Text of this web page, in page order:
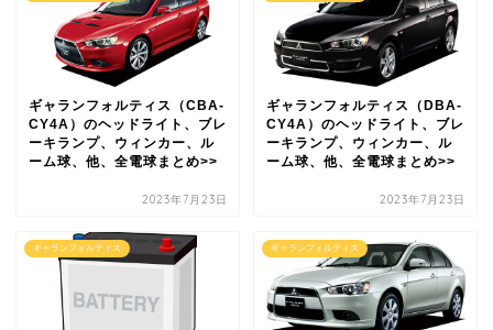
ギャランフォルティス（CBA-
CY4A）のヘッドライト、ブレ
ーキランプ、ウィンカー、ル
ーム球、他、全電球まとめ>>
2023年7月23日
ギャランフォルティス（DBA-
CY4A）のヘッドライト、ブレ
ーキランプ、ウィンカー、ル
ーム球、他、全電球まとめ>>
2023年7月23日
ギャランフォルティス ギャランフォルティス